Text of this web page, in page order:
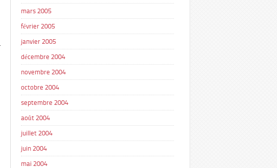
mars 2005
février 2005
janvier 2005
décembre 2004
novembre 2004
octobre 2004
septembre 2004
août 2004
juillet 2004
juin 2004
mai 2004